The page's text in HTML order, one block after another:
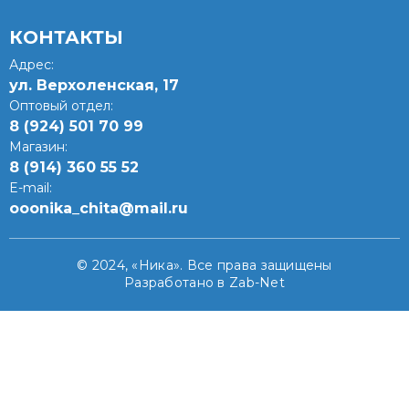
КОНТАКТЫ
Адрес:
ул. Верхоленская, 17​
Оптовый отдел:
8 (924) 501 70 99
Магазин:
8 (914) 360 55 52
E-mail:
ooonika_chita@mail.ru
© 2024, «Ника». Все права защищены
Разработано в Zab-Net